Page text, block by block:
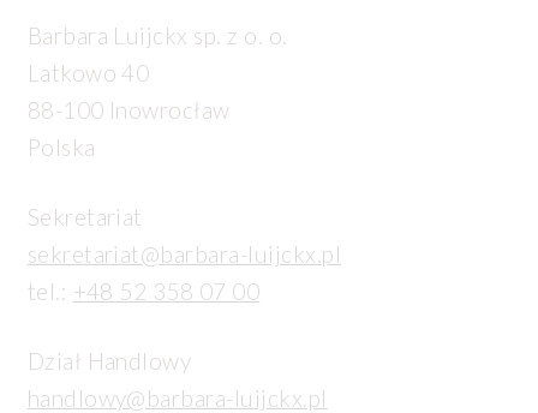
Barbara Luijckx sp. z o. o.
Latkowo 40
88-100 Inowrocław
Polska
Sekretariat
sekretariat@barbara-luijckx.pl
tel.: +48 52 358 07 00
Dział Handlowy
handlowy@barbara-luijckx.pl